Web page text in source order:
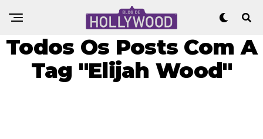
Todos Os Posts Com A
Tag "Elijah Wood"